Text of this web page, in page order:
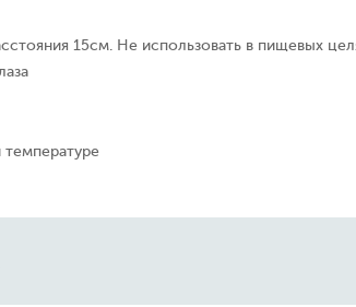
15см. Не использовать в пищевых
температуре